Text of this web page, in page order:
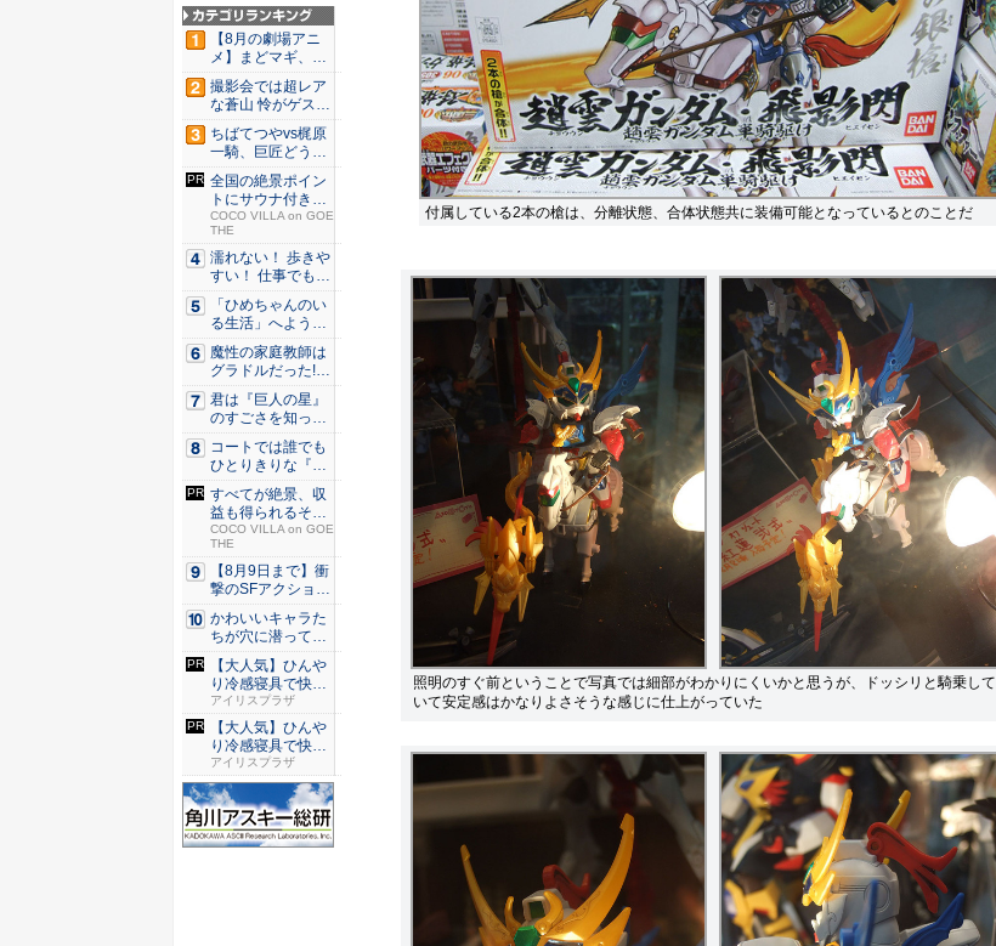
付属している2本の槍は、分離状態、合体状態共に装備可能となっているとのことだ
照明のすぐ前ということで写真では細部がわかりにくいかと思うが、ドッシリと騎乗して
いて安定感はかなりよさそうな感じに仕上がっていた
【8月の劇場アニ
メ】まどマギ、13
年ぶり...
撮影会では超レア
な蒼山 怜がゲスト
登場！...
ちばてつやvs梶原
一騎、巨匠どうし
のガチ...
全国の絶景ポイン
トにサウナ付きの
シェア別...
COCO VILLA on GOE
THE
濡れない！ 歩きや
すい！ 仕事でも履
ける...
「ひめちゃんのい
る生活」へようこ
そ！ 「...
魔性の家庭教師は
グラドルだった!?
村雨...
君は『巨人の星』
のすごさを知って
いるか？...
コートでは誰でも
ひとりきりな『エ
ースをね...
すべてが絶景、収
益も得られるその
仕組みと...
COCO VILLA on GOE
THE
【8月9日まで】衝
撃のSFアクション
『G...
かわいいキャラた
ちが穴に潜ってひ
どい目に...
【大人気】ひんや
り冷感寝具で快適
な睡眠を...
アイリスプラザ
【大人気】ひんや
り冷感寝具で快適
な睡眠を...
アイリスプラザ